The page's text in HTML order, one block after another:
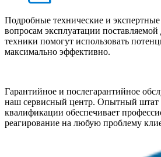
Подробные технические и
вопросам эксплуатации поставляемой
техники помогут использовать
максимально эффективно.
Гарантийное и послегарантийное
наш сервисный центр. Опытный штат
квалификации обеспечивает
реагирование на любую проблему